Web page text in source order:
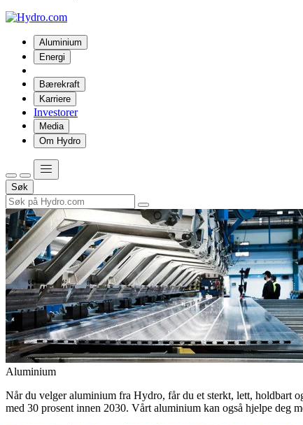
Aluminium
Energi
Bærekraft
Karriere
Investorer
Media
Om Hydro
Søk
Aluminium
Når du velger aluminium fra Hydro, får du et sterkt, lett, holdbart
med 30 prosent innen 2030. Vårt aluminium kan også hjelpe deg